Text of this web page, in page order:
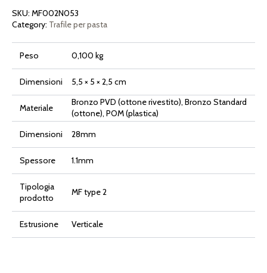
SKU: MF002N053
Category: Trafile per pasta
Peso 0,100 kg
Dimensioni 5,5 × 5 × 2,5 cm
Materiale
Bronzo PVD (ottone rivestito), Bronzo Standard
(ottone), POM (plastica)
Dimensioni
28mm
Spessore 1.1mm
Tipologia
prodotto
MF type 2
Estrusione Verticale